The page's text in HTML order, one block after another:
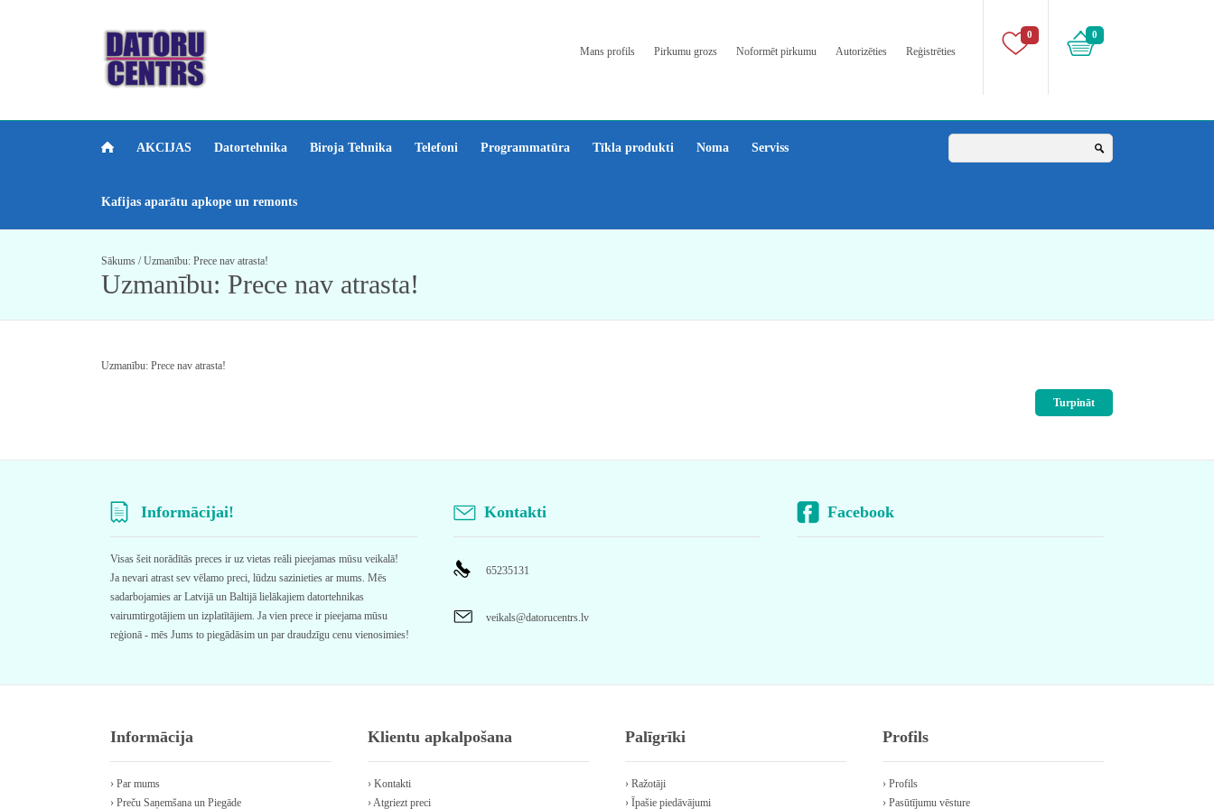
0 0
Mans profils Pirkumu grozs Noformēt pirkumu Autorizēties Reģistrēties
AKCIJAS Datortehnika Biroja Tehnika Telefoni Programmatūra Tīkla produkti Noma Serviss
Kafijas aparātu apkope un remonts
Sākums /Uzmanību: Prece nav atrasta!
Uzmanību: Prece nav atrasta!
Uzmanību: Prece nav atrasta!
Turpināt
Informācijai!
Visas šeit norādītās preces ir uz vietas reāli pieejamas mūsu veikalā!
Ja nevari atrast sev vēlamo preci, lūdzu sazinieties ar mums. Mēs
sadarbojamies ar Latvijā un Baltijā lielākajiem datortehnikas
vairumtirgotājiem un izplatītājiem. Ja vien prece ir pieejama mūsu
reģionā - mēs Jums to piegādāsim un par draudzīgu cenu vienosimies!
Kontakti
65235131
veikals@datorucentrs.lv
Facebook
Informācija
› Par mums
› Preču Saņemšana un Piegāde
Klientu apkalpošana
› Kontakti
› Atgriezt preci
Palīgrīki
› Ražotāji
› Īpašie piedāvājumi
Profils
› Profils
› Pasūtījumu vēsture